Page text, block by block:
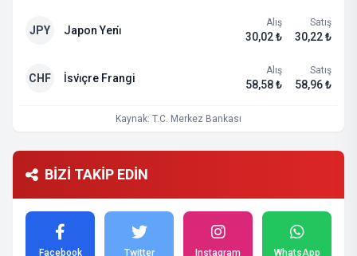
JPY Japon Yeni̇
Alış
30,02 ₺
Satış
30,22 ₺
CHF İsvi̇çre Frangi
Alış
58,58 ₺
Satış
58,96 ₺
Kaynak: T.C. Merkez Bankası
BİZİ TAKİP EDİN
Facebook Twitter Instagram WhatsApp